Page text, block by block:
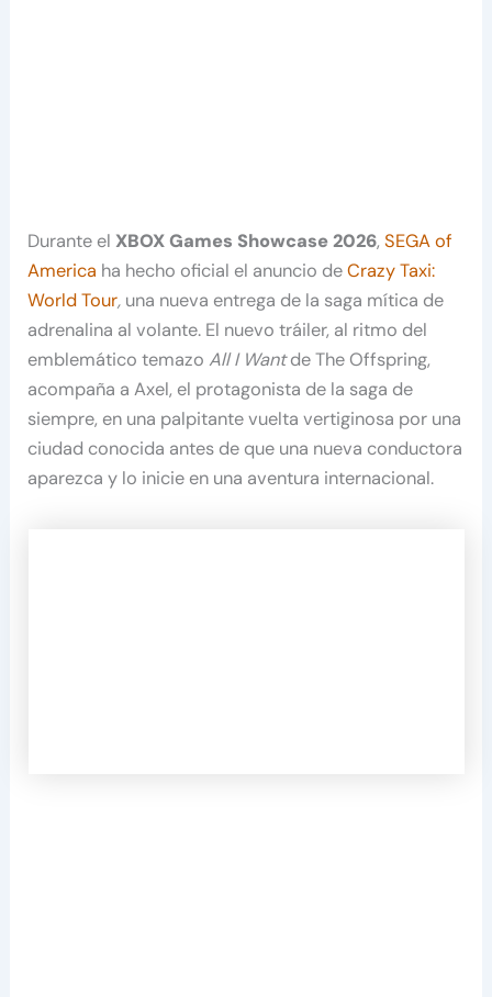
Durante el XBOX Games Showcase 2026,SEGA of
America ha hecho oficial el anuncio deCrazy Taxi:
World Tour, una nueva entrega de la saga mítica de
adrenalina al volante. El nuevo tráiler, al ritmo del
emblemático temazoAll I Wantde The Offspring,
acompaña a Axel, el protagonista de la saga de
siempre, en una palpitante vuelta vertiginosa por una
ciudad conocida antes de que una nueva conductora
aparezca y lo inicie en una aventura internacional.